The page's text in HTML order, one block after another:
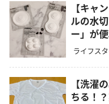
【キャ
ルの水
ー」が
ライフス
【洗濯
ちる！